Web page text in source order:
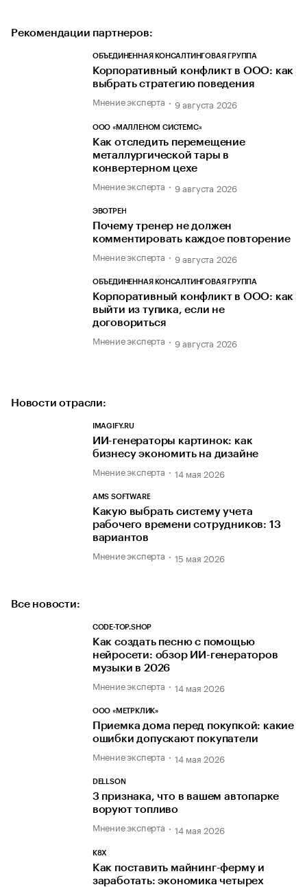
Рекомендации партнеров:
ОБЪЕДИНЕННАЯ КОНСАЛТИНГОВАЯ ГРУППА
Корпоративный конфликт в ООО: как
выбрать стратегию поведения
Мнение эксперта 9 августа 2026
ООО «МАЛЛЕНОМ СИСТЕМС»
Как отследить перемещение
металлургической тары в
конвертерном цехе
Мнение эксперта 9 августа 2026
ЭВОТРЕН
Почему тренер не должен
комментировать каждое повторение
Мнение эксперта 9 августа 2026
ОБЪЕДИНЕННАЯ КОНСАЛТИНГОВАЯ ГРУППА
Корпоративный конфликт в ООО: как
выйти из тупика, если не
договориться
Мнение эксперта 9 августа 2026
Новости отрасли:
IMAGIFY.RU
ИИ-генераторы картинок: как
бизнесу экономить на дизайне
Мнение эксперта 14 мая 2026
AMS SOFTWARE
Какую выбрать систему учета
рабочего времени сотрудников: 13
вариантов
Мнение эксперта 15 мая 2026
Все новости:
CODE-TOP.SHOP
Как создать песню с помощью
нейросети: обзор ИИ-генераторов
музыки в 2026
Мнение эксперта 14 мая 2026
ООО «МЕТРКЛИК»
Приемка дома перед покупкой: какие
ошибки допускают покупатели
Мнение эксперта 14 мая 2026
DELLSON
3 признака, что в вашем автопарке
воруют топливо
Мнение эксперта 14 мая 2026
K8X
Как поставить майнинг-ферму и
заработать: экономика четырех